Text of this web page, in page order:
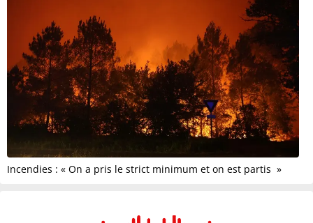
Incendies : « On a pris le strict minimum et on est partis »